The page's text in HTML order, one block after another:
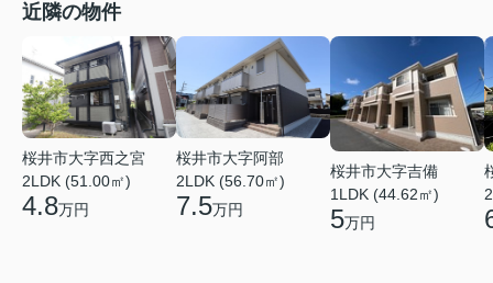
近隣の物件
桜井市大字西之宮
2LDK (51.00㎡)
4.8万円
桜井市大字阿部
2LDK (56.70㎡)
7.5万円
桜井市大字吉備
1LDK (44.62㎡)
5万円